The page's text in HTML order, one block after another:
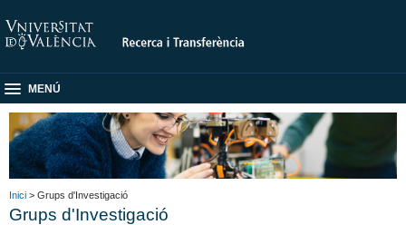
MENÚ
Inici > Grups d'Investigació
Grups d'Investigació